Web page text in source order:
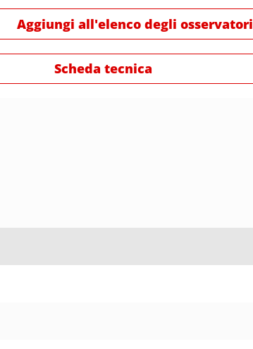
Aggiungi all'elenco degli osservatori
Scheda tecnica